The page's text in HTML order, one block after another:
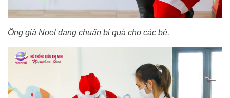
Ông già Noel đang chuẩn bị quà cho các bé.